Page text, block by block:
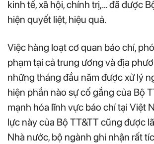
kinh tế, xã hội, chính trị,… đã được
hiện quyết liệt, hiệu quả.
Việc hàng loạt cơ quan báo chí,
phạm tại cả trung ương và địa
những tháng đầu năm được xử lý
hiện phần nào sự cố gắng của Bộ
mạnh hóa lĩnh vực báo chí tại Việt
lực này của Bộ TT&TT cũng được
Nhà nước, bộ ngành ghi nhận rất